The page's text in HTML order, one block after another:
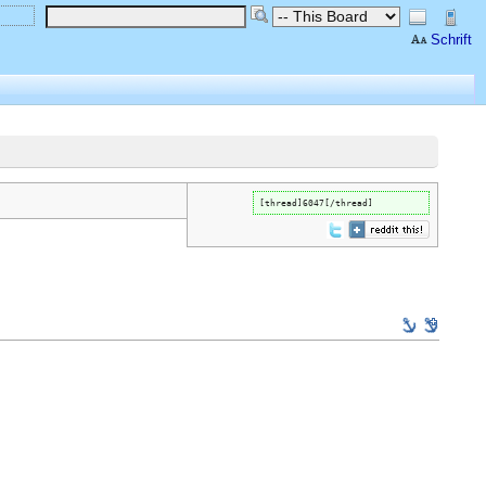
Schrift
[thread]6047[/thread]